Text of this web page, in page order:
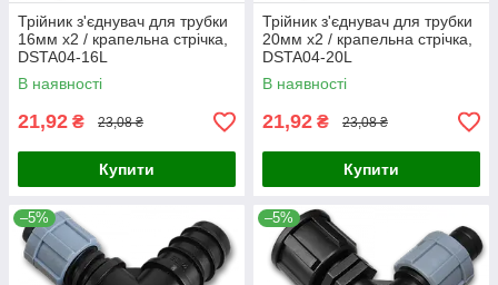
Трійник з'єднувач для трубки
16мм х2 / крапельна стрічка,
DSTA04-16L
В наявності
21,92 ₴ 23,08 ₴
Купити
Трійник з'єднувач для трубки
20мм х2 / крапельна стрічка,
DSTA04-20L
В наявності
21,92 ₴ 23,08 ₴
Купити
–5% –5%